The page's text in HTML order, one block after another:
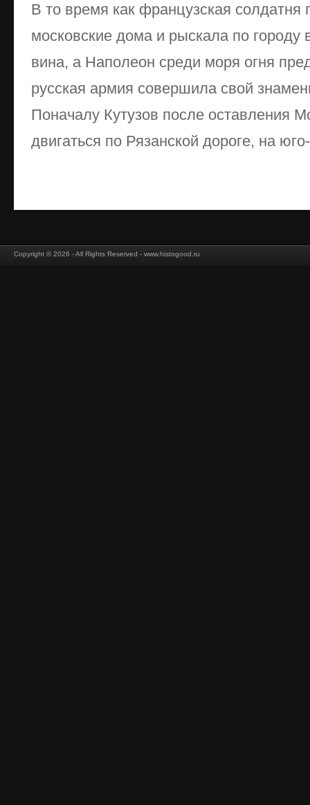
В то время как французская солдатня
московские дома и рыскала по городу
вина, а Наполеон среди моря огня
русская армия совершила свой
Поначалу Кутузов после оставления
двигаться по Рязанской дороге, на
Copyright © 2026 - All Rights Reserved - www.histogood.ru